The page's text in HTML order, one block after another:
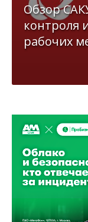
Обзор
контроля
рабочих